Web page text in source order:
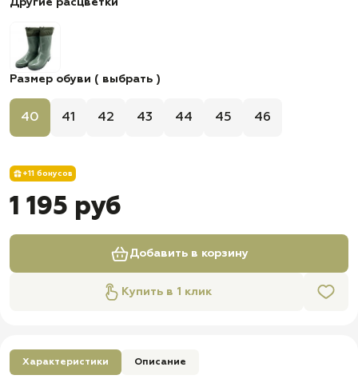
Другие расцветки
Размер обуви ( выбрать )
40 41 42 43 44 45 46
+11 бонусов
1 195 руб
Добавить в корзину
Купить в 1 клик
Характеристики Описание